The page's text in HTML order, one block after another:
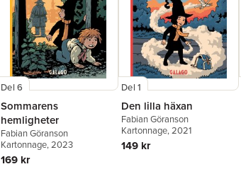
Del 6
Sommarens
hemligheter
Fabian Göranson
Kartonnage, 2023
169 kr
Del 1
Den lilla häxan
Fabian Göranson
Kartonnage, 2021
149 kr